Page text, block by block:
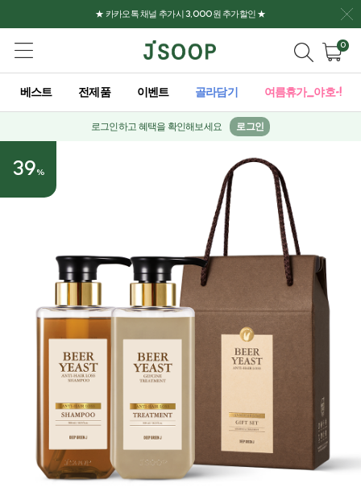
★ 카카오톡 채널 추가시 3,000원 추가할인 ★
0
베스트 전제품 이벤트 골라담기 여름휴가_야호-!
로그인하고 혜택을 확인해보세요 로그인
39%